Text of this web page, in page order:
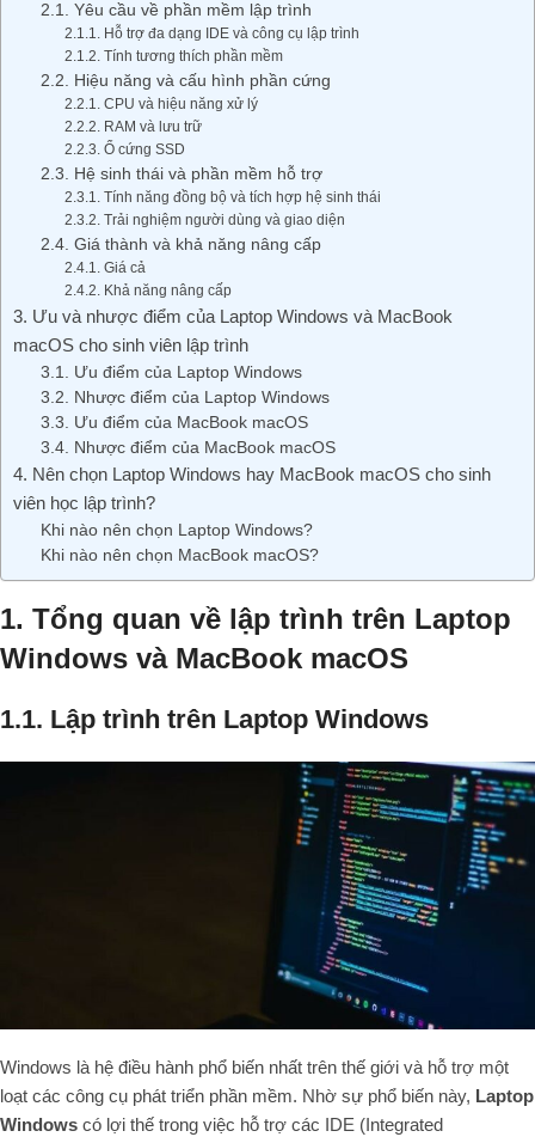
2.1. Yêu cầu về phần mềm lập trình
2.1.1. Hỗ trợ đa dạng IDE và công cụ lập trình
2.1.2. Tính tương thích phần mềm
2.2. Hiệu năng và cấu hình phần cứng
2.2.1. CPU và hiệu năng xử lý
2.2.2. RAM và lưu trữ
2.2.3. Ổ cứng SSD
2.3. Hệ sinh thái và phần mềm hỗ trợ
2.3.1. Tính năng đồng bộ và tích hợp hệ sinh thái
2.3.2. Trải nghiệm người dùng và giao diện
2.4. Giá thành và khả năng nâng cấp
2.4.1. Giá cả
2.4.2. Khả năng nâng cấp
3. Ưu và nhược điểm của Laptop Windows và MacBook
macOS cho sinh viên lập trình
3.1. Ưu điểm của Laptop Windows
3.2. Nhược điểm của Laptop Windows
3.3. Ưu điểm của MacBook macOS
3.4. Nhược điểm của MacBook macOS
4. Nên chọn Laptop Windows hay MacBook macOS cho sinh
viên học lập trình?
Khi nào nên chọn Laptop Windows?
Khi nào nên chọn MacBook macOS?
1. Tổng quan về lập trình trên Laptop
Windows và MacBook macOS
1.1. Lập trình trên Laptop Windows
Windows là hệ điều hành phổ biến nhất trên thế giới và hỗ trợ một
loạt các công cụ phát triển phần mềm. Nhờ sự phổ biến này, Laptop
Windows có lợi thế trong việc hỗ trợ các IDE (Integrated